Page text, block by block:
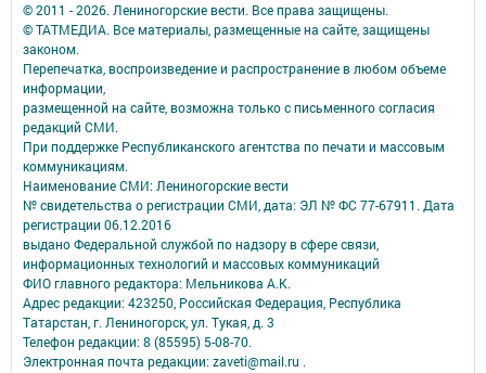
© 2011 - 2026. Лениногорские вести. Все права защищены.
© ТАТМЕДИА. Все материалы, размещенные на сайте, защищены
законом.
Перепечатка, воспроизведение и распространение в любом объеме
информации,
размещенной на сайте, возможна только с письменного согласия
редакций СМИ.
При поддержке Республиканского агентства по печати и массовым
коммуникациям.
Наименование СМИ: Лениногорские вести
№ свидетельства о регистрации СМИ, дата: ЭЛ № ФС 77-67911. Дата
регистрации 06.12.2016
выдано Федеральной службой по надзору в сфере связи,
информационных технологий и массовых коммуникаций
ФИО главного редактора: Мельникова А.К.
Адрес редакции: 423250, Российская Федерация, Республика
Татарстан, г. Лениногорск, ул. Тукая, д. 3
Телефон редакции: 8 (85595) 5-08-70.
Электронная почта редакции: zaveti@mail.ru .